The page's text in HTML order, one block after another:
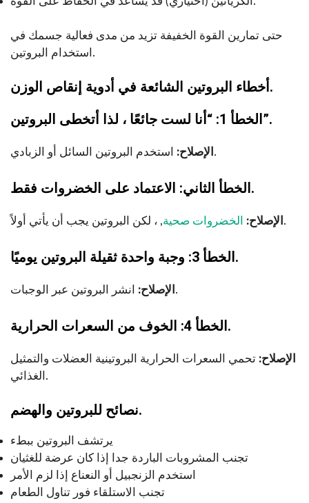
حتى تمارين القوة الخفيفة تزيد من مدى فعالية جسمك في
استخدام البروتين.
أخطاء البروتين الشائعة في أدوية إنقاص الوزن.
الخطأ 1: “أنا لست جائعًا ، لذا أتخطى البروتين”.
الإصلاح: استخدم البروتين السائل أو الزبادي.
الخطأ الثاني: الاعتماد على الخضروات فقط.
الإصلاح: الخضروات صحية , ، لكن البروتين يجب أن يأتي أولاً.
الخطأ 3: وجبة واحدة ثقيلة البروتين يوميًا.
الإصلاح: انشر البروتين عبر الوجبات.
الخطأ 4: الخوف من السعرات الحرارية.
الإصلاح: تحمي السعرات الحرارية البروتينية العضلات والتمثيل
الغذائي.
نصائح للبروتين والهضم.
يرتشف البروتين ببطء
تجنب المشروبات الباردة جدا إذا كان عرضة للغثيان
استخدم الزنجبيل أو النعناع إذا لزم الأمر
تجنب الاستلقاء فور تناول الطعام